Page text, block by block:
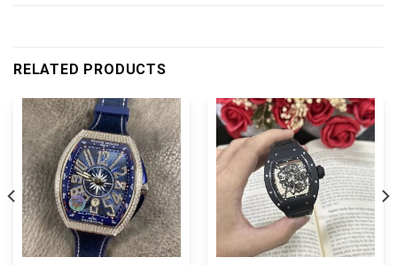
RELATED PRODUCTS